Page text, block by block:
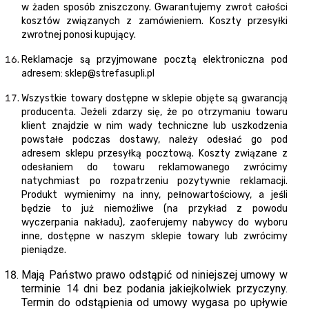
w żaden sposób zniszczony. Gwarantujemy zwrot całości
kosztów związanych z zamówieniem. Koszty przesyłki
zwrotnej ponosi kupujący.
Reklamacje są przyjmowane pocztą elektroniczna pod
adresem:sklep@strefasupli.pl
Wszystkie towary dostępne w sklepie objęte są gwarancją
producenta. Jeżeli zdarzy się, że po otrzymaniu towaru
klient znajdzie w nim wady techniczne lub uszkodzenia
powstałe podczas dostawy, należy odesłać go pod
adresem sklepu przesyłką pocztową. Koszty związane z
odesłaniem do towaru reklamowanego zwrócimy
natychmiast po rozpatrzeniu pozytywnie reklamacji.
Produkt wymienimy na inny, pełnowartościowy, a jeśli
będzie to już niemożliwe (na przykład z powodu
wyczerpania nakładu), zaoferujemy nabywcy do wyboru
inne, dostępne w naszym sklepie towary lub zwrócimy
pieniądze.
Mają Państwo prawo odstąpić od niniejszej umowy w
terminie 14 dni bez podania jakiejkolwiek przyczyny.
Termin do odstąpienia od umowy wygasa po upływie